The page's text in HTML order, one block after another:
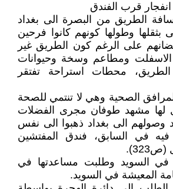
قرب الفندق
الطريق من البصرة الى بغداد
بثقلها وطولها كونهم كانوا فرحين
على الرغم كون الطريق غير
ومطاعم وسخة وحيوانات
محطات استراحة تفتقر
الصحية وهي لا تنتمي للصحة
لها مشهد طوفان مجرى الفضلات
وصولهم الى بغداد ذهبوا الى نفس
فيه في السابق، فندق المفتشين
في السويد وطلبت مساعدتها في
المعيشة في السويد.